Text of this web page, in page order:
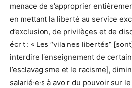
menace de s’approprier
en mettant la liberté au service
d’exclusion, de privilèges et de
écrit : « Les “vilaines libertés”
interdire l’enseignement de
l’esclavagisme et le racisme],
salarié·e·s à avoir du pouvoir sur